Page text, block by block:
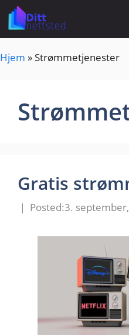
Hopp
innhold
Hjem »Strømmetjenester
Gratis
3.